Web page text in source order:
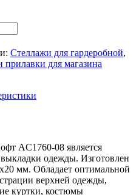
Стеллажи для гардеробной,
для магазина
AС1760-08 является
одежды. Изготовлен
мм. Обладает оптимальной
верхней одежды,
куртки, костюмы